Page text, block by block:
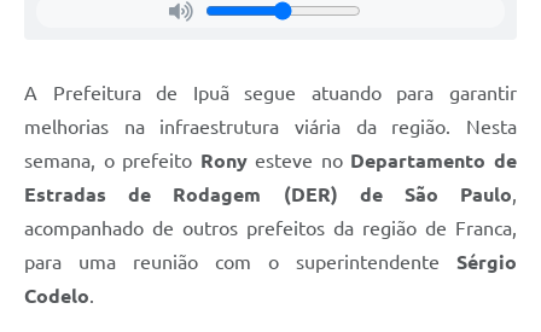
A Prefeitura de Ipuã segue atuando para garantir
melhorias na infraestrutura viária da região. Nesta
semana, o prefeito Ronyesteve no Departamento de
Estradas de Rodagem (DER) de São Paulo
acompanhado de outros prefeitos da região de Franca,
para uma reunião com o superintendente Sérgio
Codelo